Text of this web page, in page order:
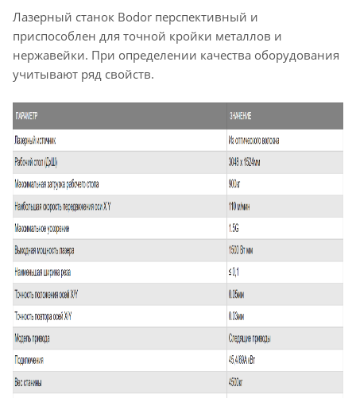
Лазерный станок Bodor перспективный и
приспособлен для точной кройки металлов и
нержавейки. При определении качества оборудования
учитывают ряд свойств.